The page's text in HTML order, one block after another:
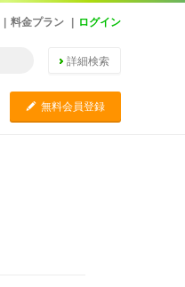
料金プラン ログイン
詳細検索
C 無料会員登録